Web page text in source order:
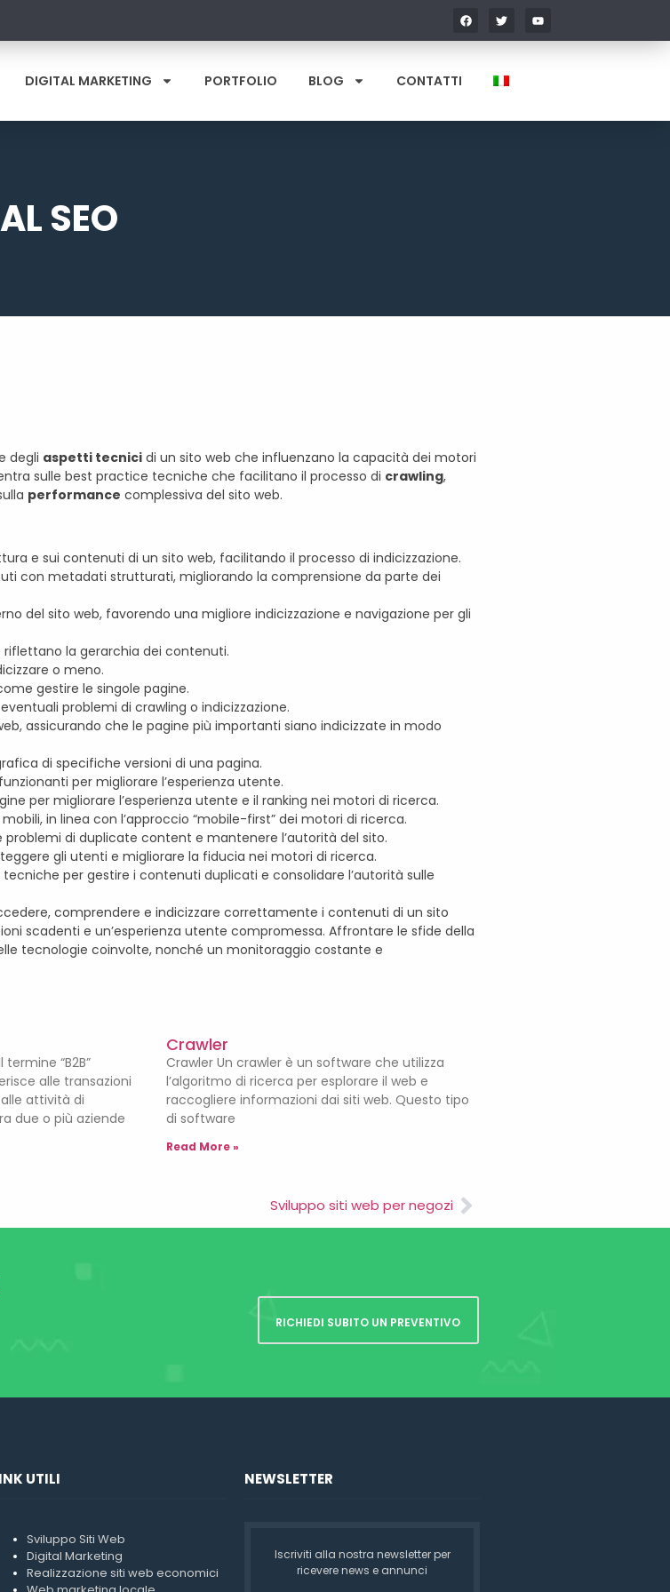
DIGITAL MARKETING PORTFOLIO BLOG CONTATTI
SEO
degli aspetti tecnici di un sito web che influenzano la capacità dei motori
sulle best practice tecniche che facilitano il processo di crawling,
performance complessiva del sito web.
e sui contenuti di un sito web, facilitando il processo di indicizzazione.
con metadati strutturati, migliorando la comprensione da parte dei
del sito web, favorendo una migliore indicizzazione e navigazione per gli
riflettano la gerarchia dei contenuti.
o meno.
gestire le singole pagine.
problemi di crawling o indicizzazione.
assicurando che le pagine più importanti siano indicizzate in modo
di specifiche versioni di una pagina.
per migliorare l’esperienza utente.
per migliorare l’esperienza utente e il ranking nei motori di ricerca.
in linea con l’approccio “mobile-first” dei motori di ricerca.
di duplicate content e mantenere l’autorità del sito.
gli utenti e migliorare la fiducia nei motori di ricerca.
per gestire i contenuti duplicati e consolidare l’autorità sulle
comprendere e indicizzare correttamente i contenuti di un sito
scadenti e un’esperienza utente compromessa. Affrontare le sfide della
tecnologie coinvolte, nonché un monitoraggio costante e
“B2B”
alle transazioni
attività di
due o più aziende
Crawler
Crawler Un crawler è un software che utilizza
l’algoritmo di ricerca per esplorare il web e
raccogliere informazioni dai siti web. Questo tipo
di software
Read More »
Sviluppo siti web per negozi
RICHIEDI SUBITO UN PREVENTIVO
UTILI
Sviluppo Siti Web
Digital Marketing
Realizzazione siti web economici
NEWSLETTER
Iscriviti alla nostra newsletter per
ricevere news e annunci